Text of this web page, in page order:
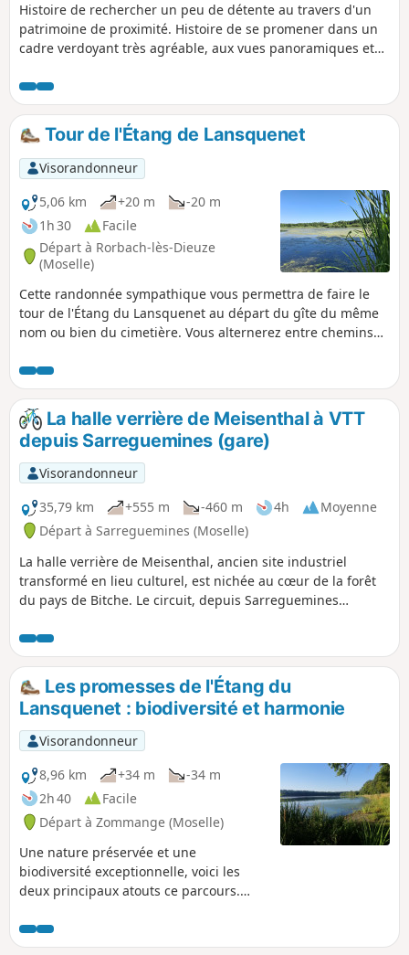
Histoire de rechercher un peu de détente au travers d'un
patrimoine de proximité. Histoire de se promener dans un
cadre verdoyant très agréable, aux vues panoramiques et
facile vous attend pour un aller-retour à travers la
campagne, côtoyant pâturages, prairies, cultures, vergers
et longeant la lisière d'un bois qui permet de découvrir une
zone d'architecture militaire très particulière, la ligne
Maginot Aquatique.
Tour de l'Étang de Lansquenet
Visorandonneur
5,06 km
+20 m
-20 m
1h 30
Facile
Départ à Rorbach-lès-Dieuze
(Moselle)
Cette randonnée sympathique vous permettra de faire le
tour de l'Étang du Lansquenet au départ du gîte du même
nom ou bien du cimetière. Vous alternerez entre chemins
parcours en traversant le cœur du village de Rorbach-lès-
Dieuze et vous retournerez au point de départ.
La halle verrière de Meisenthal à VTT
depuis Sarreguemines (gare)
Visorandonneur
35,79 km
+555 m -460 m 4h
Moyenne
Départ à Sarreguemines (Moselle)
La halle verrière de Meisenthal, ancien site industriel
transformé en lieu culturel, est nichée au cœur de la forêt
du pays de Bitche. Le circuit, depuis Sarreguemines
des routes forestières ou des chemins à l'écart des routes
très fréquentées de la région.
Les promesses de l'Étang du
Lansquenet : biodiversité et harmonie
Visorandonneur
8,96 km
+34 m
-34 m
2h 40
Facile
Départ à Zommange (Moselle)
Une nature préservée et une
biodiversité exceptionnelle, voici les
deux principaux atouts ce parcours.
l'Étang de Zommange. Aucun accés
n'est possible pour atteindre la berge,